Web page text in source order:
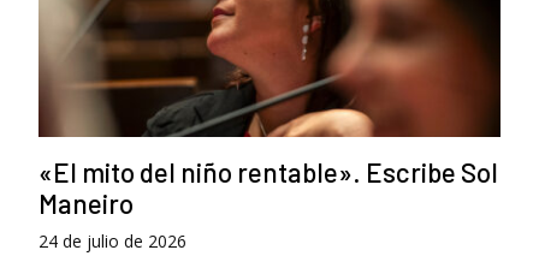
«El mito del niño rentable». Escribe Sol
Maneiro
24 de julio de 2026